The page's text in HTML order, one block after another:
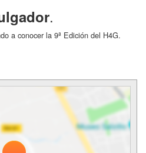
.
a conocer la 9ª Edición del H4G.